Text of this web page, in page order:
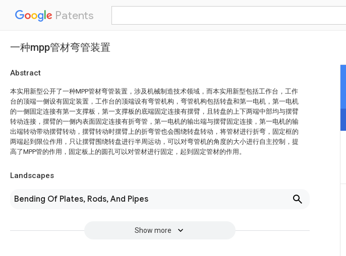
Patents
一种mpp管材弯管装置
Abstract
本实用新型公开了一种MPP管材弯管装置，涉及机械制造技术领域，而本实用新型包括工作台，工作
台的顶端一侧设有固定装置，工作台的顶端设有弯管机构，弯管机构包括转盘和第一电机，第一电机
的一侧固定连接有第一支撑板，第一支撑板的底端固定连接有摆臂，且转盘的上下两端中部均与摆臂
转动连接，摆臂的一侧内表面固定连接有折弯管，第一电机的输出端与摆臂固定连接，第一电机的输
出端转动带动摆臂转动，摆臂转动时摆臂上的折弯管也会围绕转盘转动，将管材进行折弯，固定框的
两端起到限位作用，只让摆臂围绕转盘进行半周运动，可以对弯管机的角度的大小进行自主控制，提
高了MPP管的作用，固定板上的圆孔可以对管材进行固定，起到固定管材的作用。
Landscapes
Bending Of Plates, Rods, And Pipes
Show more